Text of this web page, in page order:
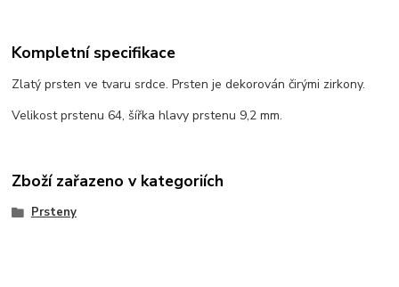
Kompletní specifikace
Zlatý prsten ve tvaru srdce. Prsten je dekorován čirými zirkony.
Velikost prstenu 64, šířka hlavy prstenu 9,2 mm.
Zboží zařazeno v kategoriích
Prsteny